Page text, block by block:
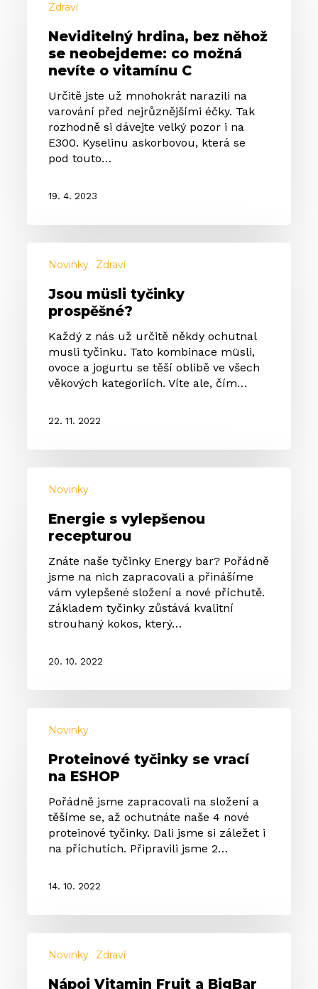
hrdina,
něhož
neobejdeme:
možná
nevíte
vitamínu
Zdraví
Neviditelný hrdina, bez něhož
se neobejdeme: co možná
nevíte o vitamínu C
Určitě jste už mnohokrát narazili na
varování před nejrůznějšími éčky. Tak
rozhodně si dávejte velký pozor i na
E300. Kyselinu askorbovou, která se
pod touto…
19. 4. 2023
müsli
prospěšné?
Novinky Zdraví
Jsou müsli tyčinky
prospěšné?
Každý z nás už určitě někdy ochutnal
musli tyčinku. Tato kombinace müsli,
ovoce a jogurtu se těší oblibě ve všech
věkových kategoriích. Víte ale, čím…
22. 11. 2022
recepturou
Novinky
Energie s vylepšenou
recepturou
Znáte naše tyčinky Energy bar? Pořádně
jsme na nich zapracovali a přinášíme
vám vylepšené složení a nové příchutě.
Základem tyčinky zůstává kvalitní
strouhaný kokos, který…
20. 10. 2022
tyčinky
vrací
Novinky
Proteinové tyčinky se vrací
na ESHOP
Pořádně jsme zapracovali na složení a
těšíme se, až ochutnáte naše 4 nové
proteinové tyčinky. Dali jsme si záležet i
na příchutích. Připravili jsme 2…
14. 10. 2022
VitaminNovinky Zdraví
Nápoj Vitamin Fruit a BigBar